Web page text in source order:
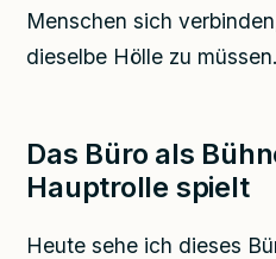
Menschen sich
dieselbe Hölle zu müssen.
Das Büro als
Hauptrolle spielt
Heute sehe ich dieses